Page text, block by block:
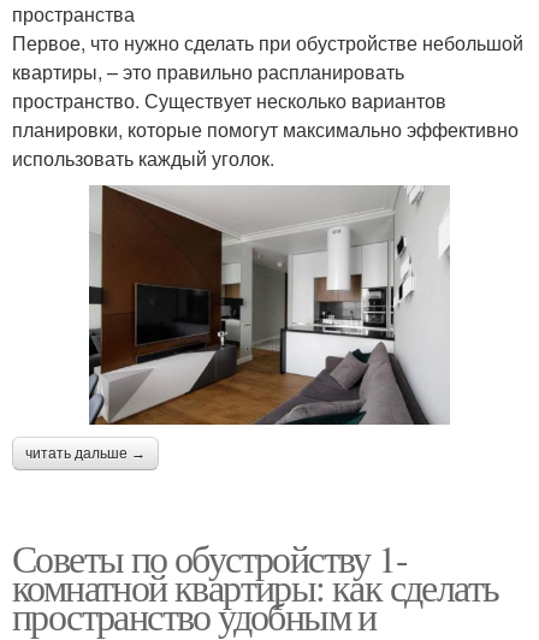
пространства
Первое, что нужно сделать при обустройстве небольшой
квартиры, – это правильно распланировать
пространство. Существует несколько вариантов
планировки, которые помогут максимально эффективно
использовать каждый уголок.
читать дальше →
Советы по обустройству 1-
комнатной квартиры: как сделать
пространство удобным и